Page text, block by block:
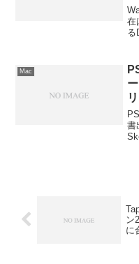
在
る
更
Mac
書
ン
に